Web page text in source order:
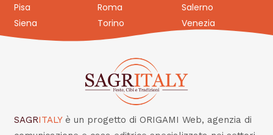
Pisa
Roma
Salerno
Siena
Torino Venezia
SAGRITALY è un progetto di ORIGAMI Web, agenzia di